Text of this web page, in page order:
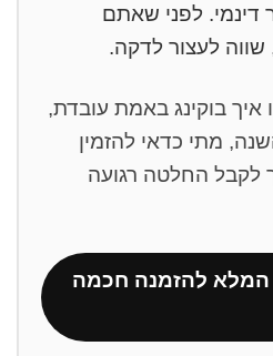
דינמי. לפני שאתם
שווה לעצור לדקה.
בוקינג באמת עובדת,
מתי כדאי להזמין
לקבל החלטה רגועה
המלא להזמנה חכמה